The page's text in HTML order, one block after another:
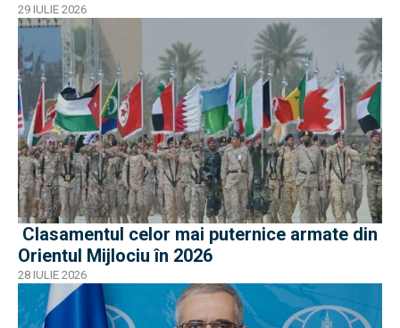
29 IULIE 2026
Clasamentul celor mai puternice armate din
Orientul Mijlociu în 2026
28 IULIE 2026